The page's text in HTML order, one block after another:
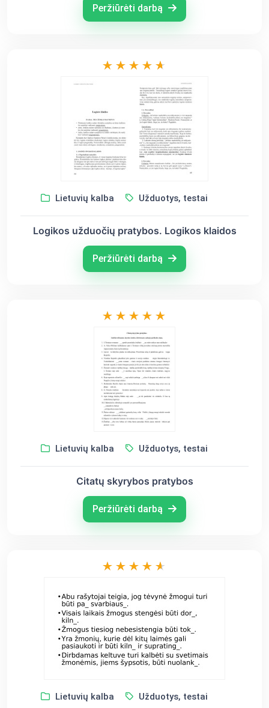
Peržiūrėti darbą
Lietuvių kalba Užduotys, testai
Logikos užduočių pratybos. Logikos klaidos
Peržiūrėti darbą
Lietuvių kalba Užduotys, testai
Citatų skyrybos pratybos
Peržiūrėti darbą
Lietuvių kalba Užduotys, testai